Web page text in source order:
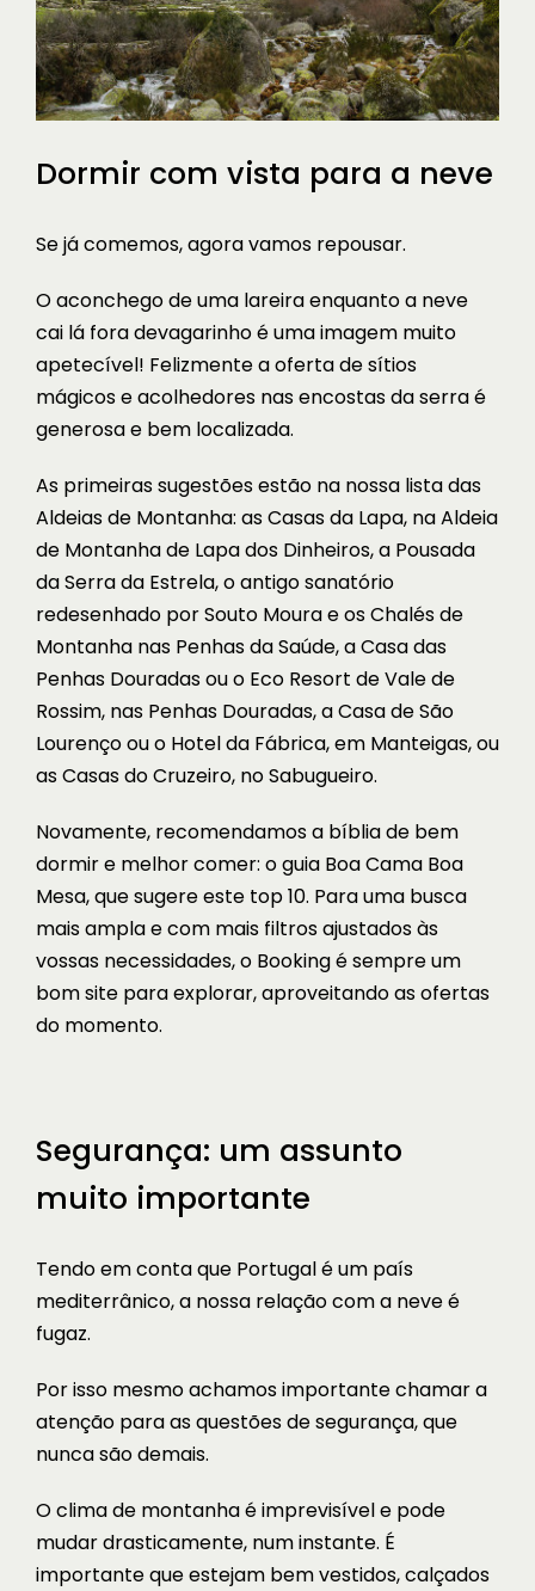
Dormir com vista para a neve
Se já comemos, agora vamos repousar.
O aconchego de uma lareira enquanto a neve
cai lá fora devagarinho é uma imagem muito
apetecível! Felizmente a oferta de sítios
mágicos e acolhedores nas encostas da serra é
generosa e bem localizada.
As primeiras sugestões estão na nossa lista das
Aldeias de Montanha: as Casas da Lapa, na Aldeia
de Montanha de Lapa dos Dinheiros, a Pousada
da Serra da Estrela, o antigo sanatório
redesenhado por Souto Moura e os Chalés de
Montanha nas Penhas da Saúde, a Casa das
Penhas Douradas ou o Eco Resort de Vale de
Rossim, nas Penhas Douradas, a Casa de São
Lourenço ou o Hotel da Fábrica, em Manteigas, ou
as Casas do Cruzeiro, noSabugueiro.
Novamente, recomendamos a bíblia de bem
dormir e melhor comer: o guia Boa Cama Boa
Mesa, quesugere este top 10. Para uma busca
mais ampla e com mais filtros ajustados às
vossas necessidades, o Booking é sempre um
bom site para explorar, aproveitando as ofertas
do momento.
Segurança: um assunto
muito importante
Tendo em conta que Portugal é um país
mediterrânico, a nossa relação com a neve é
fugaz.
Por isso mesmo achamos importante chamar a
atenção para as questões de segurança, que
nunca são demais.
O clima de montanha é imprevisível e pode
mudar drasticamente, num instante. É
importante que estejam bem vestidos, calçados